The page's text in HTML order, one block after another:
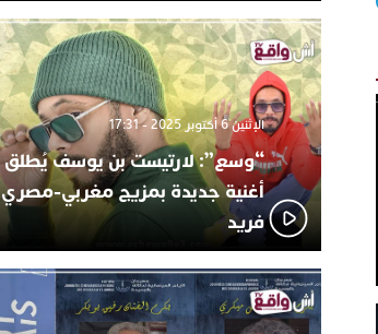
الإثنين 6 أكتوبر 2025 - 17:31
“وسع”: لارتيست بن يوسف يُطلق
أغنية جديدة بمزيج مغربي-مصري
فريد